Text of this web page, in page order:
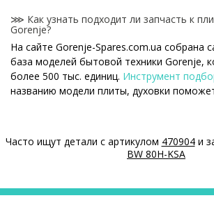
⋙ Как узнать подходит ли запчасть к
Gorenje?
На сайте Gorenje-Spares.com.ua собрана
база моделей бытовой техники Gorenje,
более 500 тыс. единиц. Инструмент
названию модели плиты, духовки
Специальная наклейка производителя с
Часто ищут детали с артикулом 470904и
BW 80H-KSA